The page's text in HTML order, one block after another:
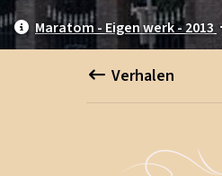
Maratom - Eigen werk - 2013
Verhalen